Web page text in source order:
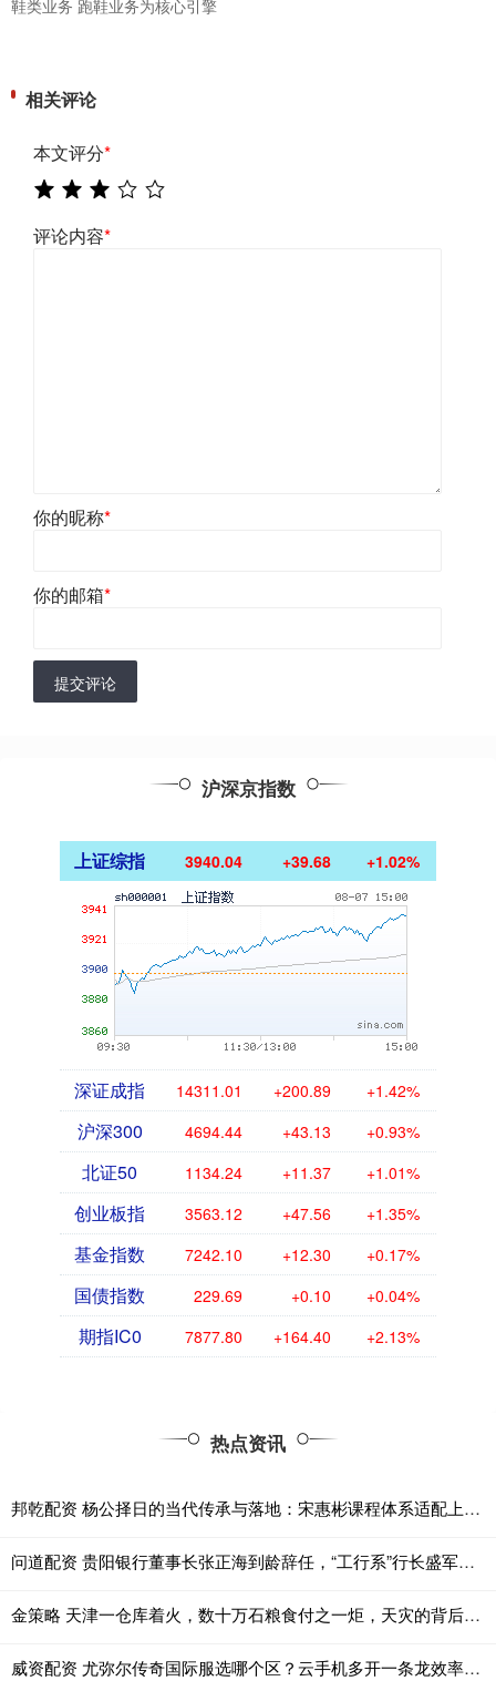
鞋类业务 跑鞋业务为核心引擎
相关评论
本文评分*
评论内容*
你的昵称*
你的邮箱*
提交评论
沪深京指数
上证综指 3940.04 +39.68 +1.02%
深证成指 14311.01 +200.89 +1.42%
沪深300 4694.44 +43.13 +0.93%
北证50 1134.24 +11.37 +1.01%
创业板指 3563.12 +47.56 +1.35%
基金指数 7242.10 +12.30 +0.17%
国债指数 229.69 +0.10 +0.04%
期指IC0 7877.80 +164.40 +2.13%
热点资讯
邦乾配资 杨公择日的当代传承与落地：宋惠彬课程体系适配上海商业场景
问道配资 贵阳银行董事长张正海到龄辞任，“工行系”行长盛军代为履职
金策略 天津一仓库着火，数十万石粮食付之一炬，天灾的背后是人心的险恶
威资配资 尤弥尔传奇国际服选哪个区？云手机多开一条龙效率翻倍指南